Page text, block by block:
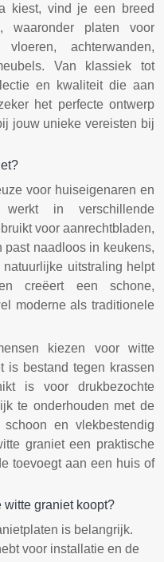
kiest, vind je een breed
waaronder platen voor
achterwanden,
Van klassiek tot
en kwaliteit die aan
het perfecte ontwerp
jouw unieke vereisten bij
voor huiseigenaren en
in verschillende
voor aanrechtbladen,
naadloos in keukens,
uitstraling helpt
creëert een schone,
moderne als traditionele
kiezen voor witte
is bestand tegen krassen
is voor drukbezochte
te onderhouden met de
en vlekbestendig
graniet een praktische
toevoegt aan een huis of
witte graniet koopt?
is belangrijk.
voor installatie en de